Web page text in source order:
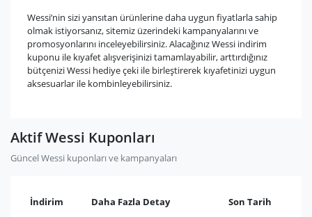
Wessi’nin sizi yansıtan ürünlerine daha uygun fiyatlarla sahip
olmak istiyorsanız, sitemiz üzerindeki kampanyalarını ve
promosyonlarını inceleyebilirsiniz. Alacağınız Wessi indirim
kuponu ile kıyafet alışverişinizi tamamlayabilir, arttırdığınız
bütçenizi Wessi hediye çeki ile birleştirerek kıyafetinizi uygun
aksesuarlar ile kombinleyebilirsiniz.
Aktif Wessi Kuponları
Güncel Wessi kuponları ve kampanyaları
İndirim Daha Fazla Detay Son Tarih